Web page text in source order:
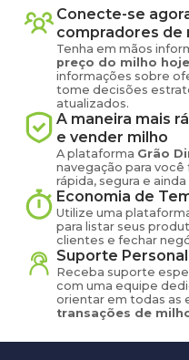
Conecte-se
compradores de
Tenha em mãos
preço do milho
informações sobre
tome decisões
atualizados.
A maneira mais
e vender milho
A plataforma Grão
navegação para
rápida, segura e
Economia de
Utilize uma
para listar seus
clientes e fechar
Suporte
Receba suporte
com uma equipe
orientar em todas as
transações de